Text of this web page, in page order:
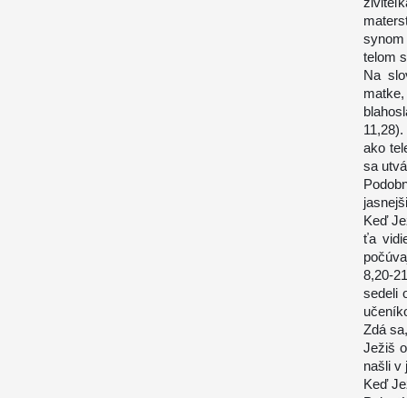
telom
Na
ako
sa
Keď
ťa
8,20-
sedeli
Zdá
Ježiš
našli v
Keď